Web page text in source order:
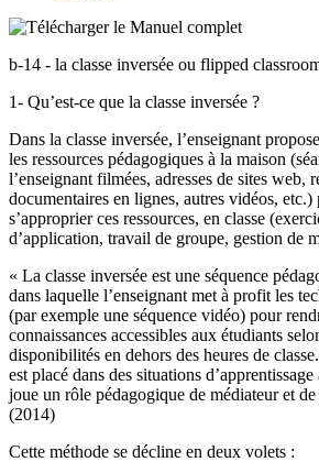
b-14 - la classe inversée ou flipped
1- Qu’est-ce que la classe inversée ?
Dans la classe inversée, l’enseignant
les ressources pédagogiques à la maison
l’enseignant filmées, adresses de sites web,
documentaires en lignes, autres vidéos,
s’approprier ces ressources, en classe
d’application, travail de groupe, gestion de
« La classe inversée est une séquence
dans laquelle l’enseignant met à profit les
(par exemple une séquence vidéo) pour
connaissances accessibles aux étudiants
disponibilités en dehors des heures de
est placé dans des situations
joue un rôle pédagogique de médiateur et
(2014)
Cette méthode se décline en deux volets :